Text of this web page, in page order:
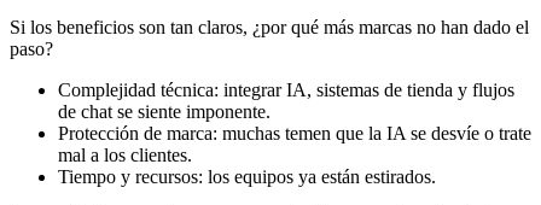
Si los beneficios son tan claros, ¿por qué más marcas no han dado el
paso?
Complejidad técnica: integrar IA, sistemas de tienda y flujos
de chat se siente imponente.
Protección de marca: muchas temen que la IA se desvíe o trate
mal a los clientes.
Tiempo y recursos: los equipos ya están estirados.